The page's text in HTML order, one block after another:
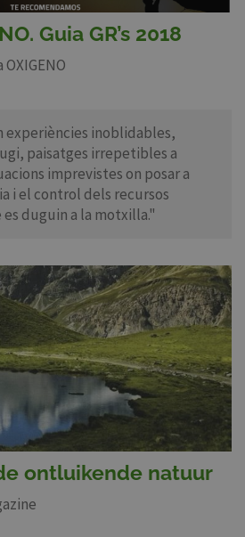
Guia GR’s 2018
OXIGENO
experiències inoblidables,
paisatges irrepetibles a
imprevistes on posar a
i el control dels recursos
duguin a la motxilla."
ontluikende natuur